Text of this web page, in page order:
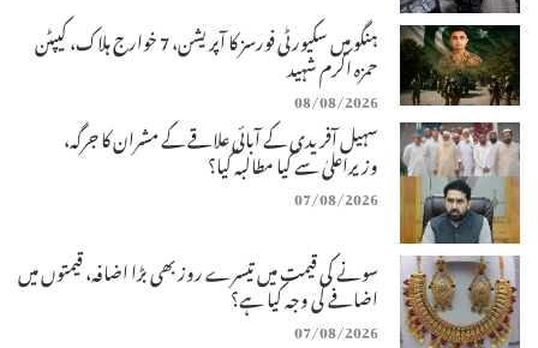
ہنگو میں سکیورٹی فورسز کا آپریشن، 7 خوارج ہلاک، کیپٹن
حمزہ اکرم شہید
08/08/2026
سہیل آفریدی کے آبائی علاقے کے مشران کا جرگہ،
وزیراعلیٰ سے کیا مطالبہ کیا؟
07/08/2026
سونے کی قیمت میں تیسرے روز بھی بڑا اضافہ، قیمتوں میں
اضافے کی وجہ کیا ہے؟
07/08/2026